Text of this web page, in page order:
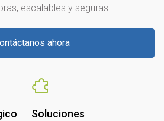
escalables y seguras.
ahora
Soluciones